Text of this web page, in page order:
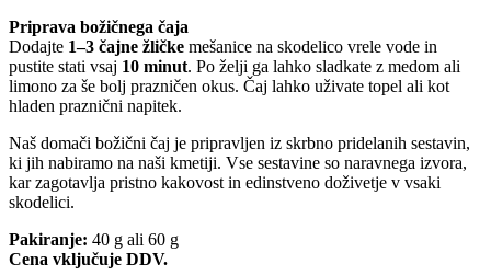
Priprava božičnega čaja
Dodajte 1–3 čajne žličke mešanice na skodelico vrele vode in
pustite stati vsaj 10 minut. Po želji ga lahko sladkate z medom ali
limono za še bolj prazničen okus. Čaj lahko uživate topel ali kot
hladen praznični napitek.
Naš domači božični čaj je pripravljen iz skrbno pridelanih sestavin,
ki jih nabiramo na naši kmetiji. Vse sestavine so naravnega izvora,
kar zagotavlja pristno kakovost in edinstveno doživetje v vsaki
skodelici.
Pakiranje: 40 g ali 60 g
Cena vključuje DDV.